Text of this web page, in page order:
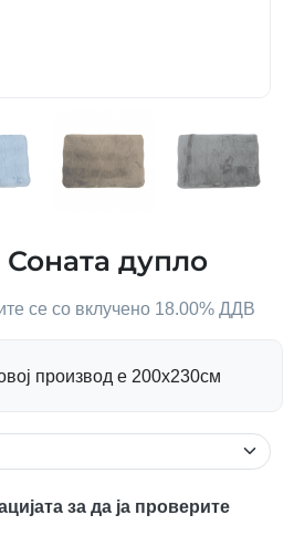
дупло
се со вклучено 18.00% ДДВ
производ е 200х230см
за да ја проверите